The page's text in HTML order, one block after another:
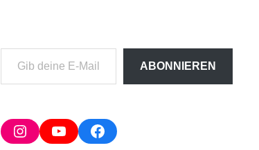
deine
Adresse
ein ...
ABONNIEREN
InstagramYouTubeFacebook